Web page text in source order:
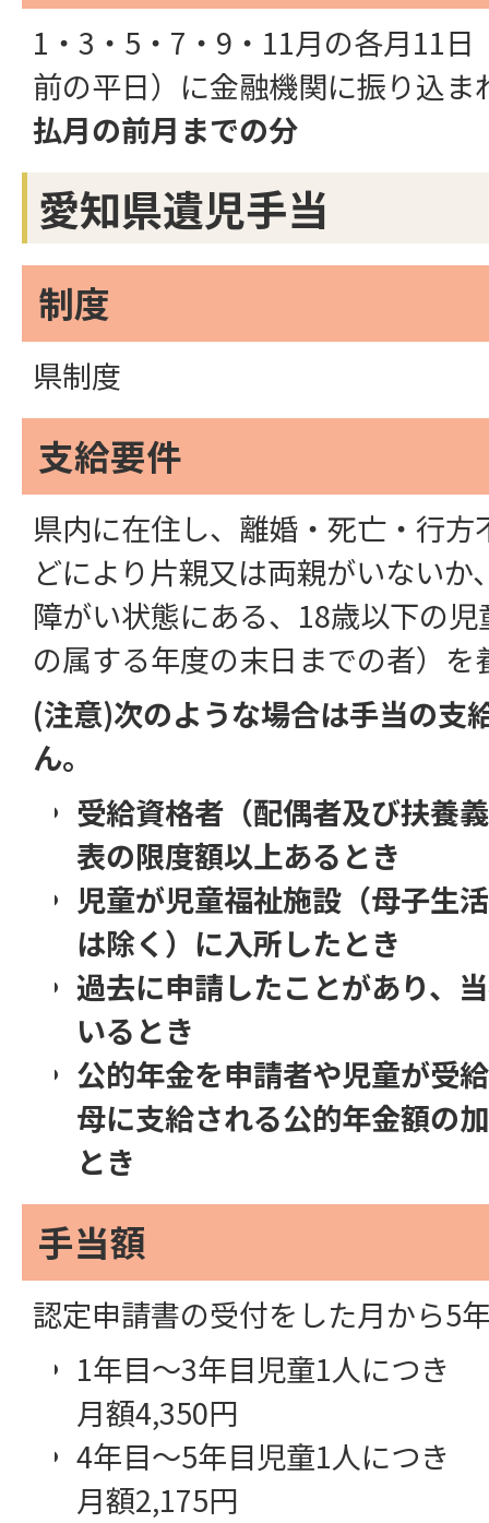
1・3・5・7・9・11月の各月11
前の平日）に金融機関に振り込ま
払月の前月までの分
愛知県遺児手当
制度
県制度
支給要件
県内に在住し、離婚・死亡・行
どにより片親又は両親がいない
障がい状態にある、18歳以下の
の属する年度の末日までの者）を
(注意)次のような場合は手当の支
ん。
受給資格者（配偶者及び扶養
表の限度額以上あるとき
児童が児童福祉施設（母子生
は除く）に入所したとき
過去に申請したことがあり、
いるとき
公的年金を申請者や児童が受
母に支給される公的年金額の
とき
手当額
認定申請書の受付をした月から5
1年目～3年目児童1人につき
月額4,350円
4年目～5年目児童1人につき
月額2,175円